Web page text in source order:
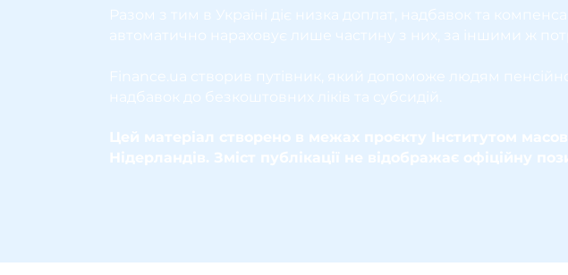
Разом з тим в Україні діє низка доплат, надбавок та
автоматично нараховує лише частину з них, за іншими ж
Finance.ua створив путівник, який допоможе людям
надбавок до безкоштовних ліків та субсидій.
Цей матеріал створено в межах проєкту Інститутом
Нідерландів. Зміст публікації не відображає офіційну